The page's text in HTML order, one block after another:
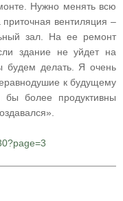
Нужно менять всю
вентиляция –
зал. На ее ремонт
здание не уйдет на
будем делать. Я очень
к будущему
более продуктивны